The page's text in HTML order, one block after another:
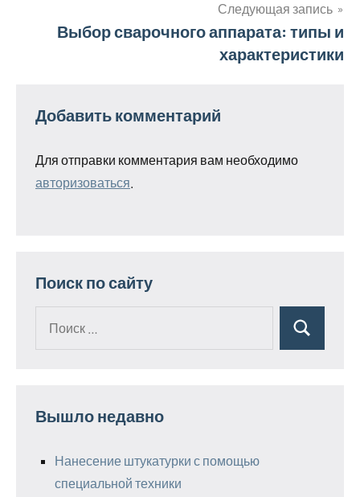
Следующая запись
Выбор сварочного аппарата: типы и
характеристики
Добавить комментарий
Для отправки комментария вам необходимо
авторизоваться
Поиск по сайту
Поиск
Вышло недавно
Нанесение штукатурки с помощью
специальной техники